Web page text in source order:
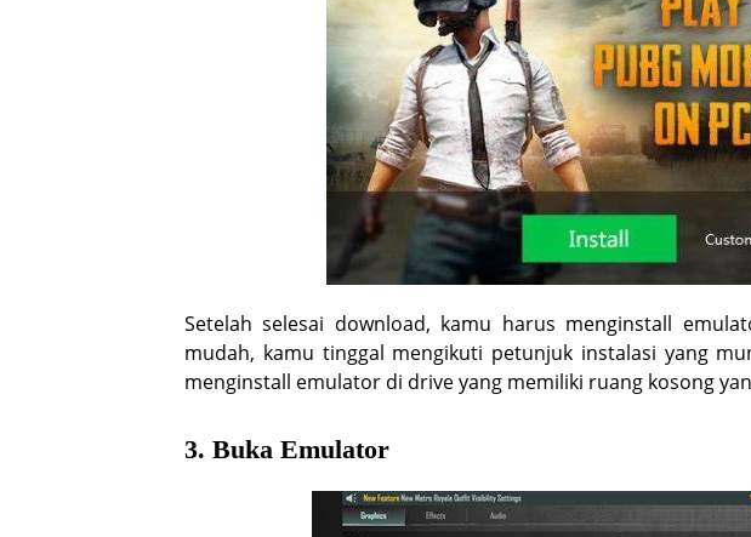
Setelah selesai download, kamu harus menginstall
mudah, kamu tinggal mengikuti petunjuk instalasi yang
menginstall emulator di drive yang memiliki ruang kosong
3. Buka Emulator